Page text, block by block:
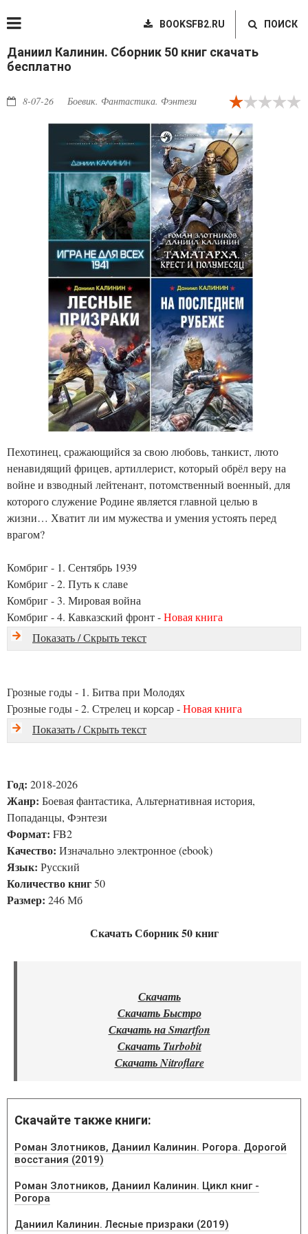
BOOKSFB2.RU ПОИСК
Даниил Калинин. Сборник 50 книг скачать
бесплатно
8-07-26 Боевик. Фантастика. Фэнтези
Пехотинец, сражающийся за свою любовь, танкист, люто
ненавидящий фрицев, артиллерист, который обрёл веру на
войне и взводный лейтенант, потомственный военный, для
которого служение Родине является главной целью в
жизни… Хватит ли им мужества и умения устоять перед
врагом?
Комбриг - 1. Сентябрь 1939
Комбриг - 2. Путь к славе
Комбриг - 3. Мировая война
Комбриг - 4. Кавказский фронт -Новая книга
Показать / Скрыть текст
Грозные годы - 1. Битва при Молодях
Грозные годы - 2. Стрелец и корсар -Новая книга
Показать / Скрыть текст
Год: 2018-2026
Жанр: Боевая фантастика, Альтернативная история,
Попаданцы, Фэнтези
Формат: FB2
Качество: Изначально электронное (ebook)
Язык: Русский
Количество книг50
Размер: 246 Мб
Скачать Сборник 50 книг
Скачать
Скачать Быстро
Скачать на Smartfon
Скачать Turbobit
Скачать Nitroflare
Скачайте также книги:
Роман Злотников, Даниил Калинин. Рогора. Дорогой
восстания (2019)
Роман Злотников, Даниил Калинин. Цикл книг -
Рогора
Даниил Калинин. Лесные призраки (2019)